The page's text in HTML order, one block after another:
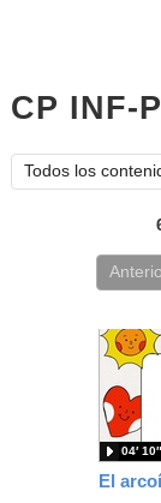
CP INF-
Todos los
04′ 10″